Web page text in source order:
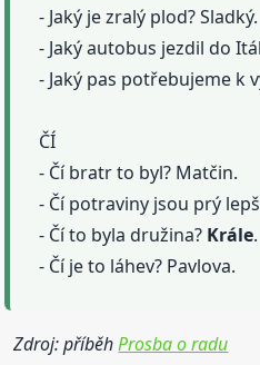
- Jaký je zralý plod? Sladký.
- Jaký autobus jezdil do
- Jaký pas potřebujeme k
ČÍ
- Čí bratr to byl? Matčin.
- Čí potraviny jsou prý
- Čí to byla družina? Krále.
- Čí je to láhev? Pavlova.
Zdroj: příběhProsba o radu